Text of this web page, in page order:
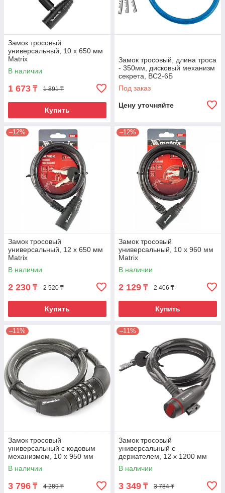
Замок тросовый
универсальный, 10 х 650 мм
Matrix
В наличии
1 673 ₸ 1 891 ₸
Купить
Замок тросовый, длина троса
- 350мм, дисковый механизм
секрета, ВС2-6Б
Под заказ
Цену уточняйте
–12%
Замок тросовый
универсальный, 12 х 650 мм
Matrix
В наличии
2 230 ₸ 2 520 ₸
Купить
–12%
Замок тросовый
универсальный, 10 х 960 мм
Matrix
В наличии
2 129 ₸ 2 406 ₸
Купить
–11%
Замок тросовый
универсальный с кодовым
механизмом, 10 х 950 мм
Matrix
В наличии
3 796 ₸ 4 289 ₸
–11%
Замок тросовый
универсальный с
держателем, 12 х 1200 мм
Matrix
В наличии
3 349 ₸ 3 784 ₸